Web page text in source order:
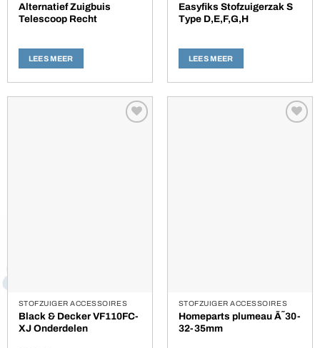
Alternatief Zuigbuis
Telescoop Recht
LEES MEER
Easyfiks Stofzuigerzak S
Type D,E,F,G,H
LEES MEER
STOFZUIGER ACCESSOIRES
Black & Decker VF110FC-
XJ Onderdelen
STOFZUIGER ACCESSOIRES
Homeparts plumeau Ã˜30-
32-35mm